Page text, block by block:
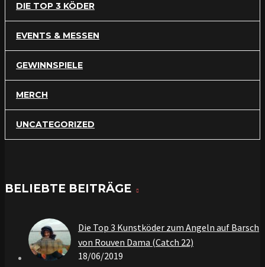
DIE TOP 3 KÖDER
EVENTS & MESSEN
GEWINNSPIELE
MERCH
UNCATEGORIZED
BELIEBTE BEITRÄGE
Die Top 3 Kunstköder zum Angeln auf Barsch
von Rouven Dama (Catch 22)
18/06/2019